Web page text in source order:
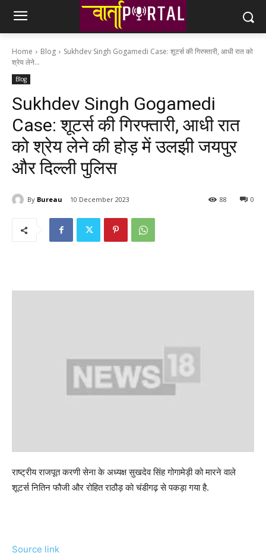
Home Blog
Sukhdev Singh Gogamedi Case: शूटर्स की गिरफ्तारी, आधी रात को
श्रेय लेने...
Blog
Sukhdev Singh Gogamedi
Case: शूटर्स की गिरफ्तारी, आधी रात
को श्रेय लेने की होड़ में उलझी जयपुर
और दिल्ली पुलिस
By Bureau 10 December 2023 0
88
राष्ट्रीय राजपूत करणी सेना के अध्यक्ष सुखदेव सिंह गोगामेड़ी को मारने वाले
शूटर्स नितिन फौजी और रोहित राठौड़ को चंडीगढ़ से पकड़ा गया है.
Source link